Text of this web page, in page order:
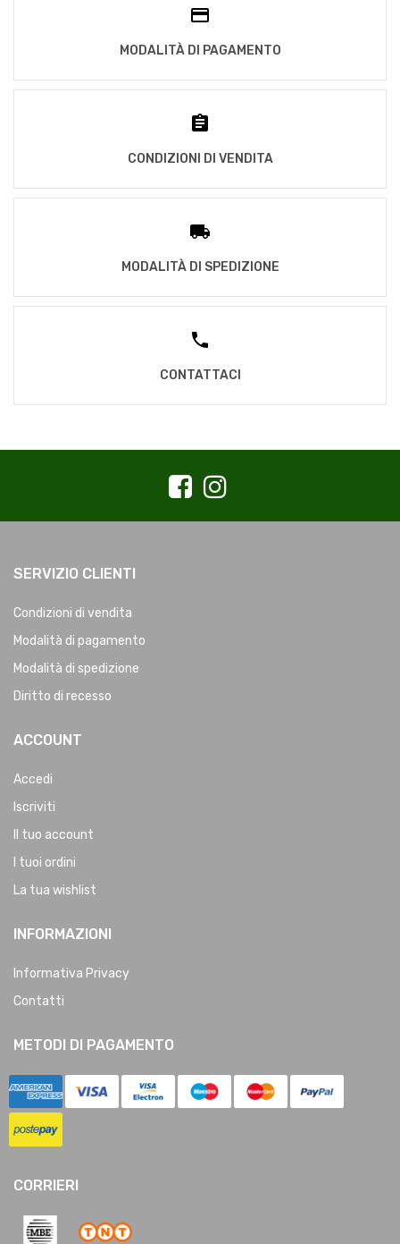
MODALITÀ DI PAGAMENTO
CONDIZIONI DI VENDITA
MODALITÀ DI SPEDIZIONE
CONTATTACI
SERVIZIO CLIENTI
Condizioni di vendita
Modalità di pagamento
Modalità di spedizione
Diritto di recesso
ACCOUNT
Accedi
Iscriviti
Il tuo account
I tuoi ordini
La tua wishlist
INFORMAZIONI
Informativa Privacy
Contatti
METODI DI PAGAMENTO
CORRIERI